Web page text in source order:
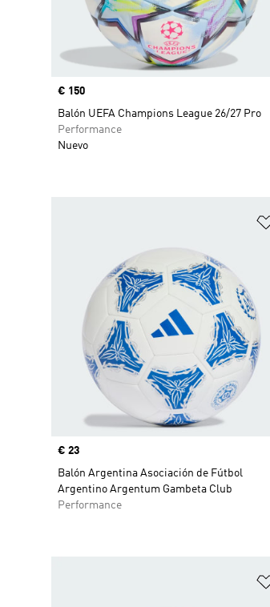
Precio
€ 150
Balón UEFA Champions League 26/27 Pro
Performance
Nuevo
Precio
€ 23
Balón Argentina Asociación de Fútbol
Argentino Argentum Gambeta Club
Performance